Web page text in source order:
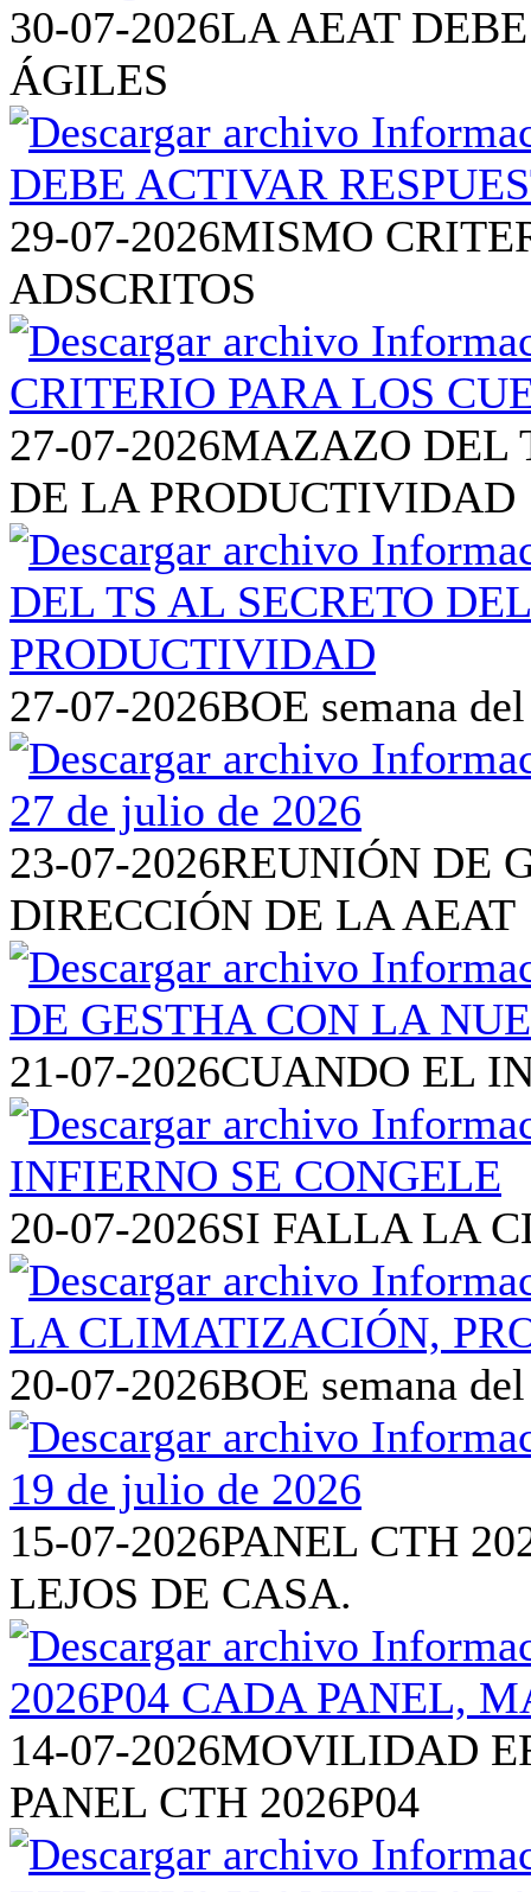
30-07-2026LA AEAT
ÁGILES
29-07-2026MISMO
ADSCRITOS
27-07-2026MAZAZO DEL
DE LA PRODUCTIVIDAD
27-07-2026BOE semana
23-07-2026REUNIÓN DE
DIRECCIÓN DE LA AEAT
21-07-2026CUANDO EL
20-07-2026SI FALLA LA
20-07-2026BOE semana
15-07-2026PANEL CTH
LEJOS DE CASA.
14-07-2026MOVILIDAD
PANEL CTH 2026P04